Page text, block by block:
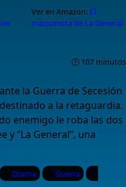
Ver en Amazon: El
maquinista de La General
🕑 107 minutos
la Guerra de Secesión
a la retaguardia.
enemigo le roba las dos
y “La General”, una
Drama
Guerra